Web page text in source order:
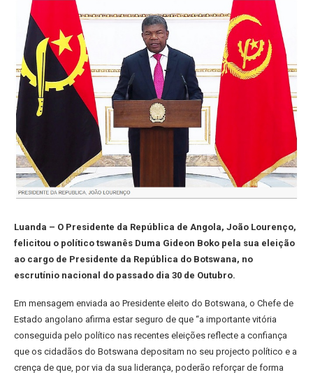
Luanda – O Presidente da República de Angola, João Lourenço,
felicitou o político tswanês Duma Gideon Boko pela sua eleição
ao cargo de Presidente da República do Botswana, no
escrutínio nacional do passado dia 30 de Outubro.
Em mensagem enviada ao Presidente eleito do Botswana, o Chefe de
Estado angolano afirma estar seguro de que “a importante vitória
conseguida pelo político nas recentes eleições reflecte a confiança
que os cidadãos do Botswana depositam no seu projecto político e a
crença de que, por via da sua liderança, poderão reforçar de forma